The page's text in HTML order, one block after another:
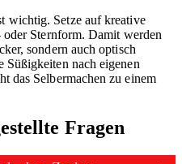
wichtig. Setze auf kreative
Sternform. Damit werden
sondern auch optisch
nach eigenen
das Selbermachen zu einem
Fragen